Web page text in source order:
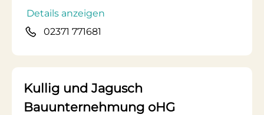
Details anzeigen
02371 771681
Kullig und Jagusch
Bauunternehmung oHG